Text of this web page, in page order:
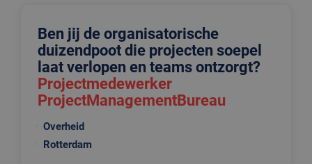
Ben jij de organisatorische
duizendpoot die projecten soepel
laat verlopen en teams ontzorgt?
Projectmedewerker
ProjectManagementBureau
Overheid
Rotterdam